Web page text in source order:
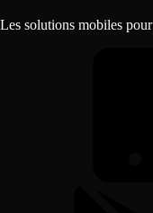
Les solutions mobiles